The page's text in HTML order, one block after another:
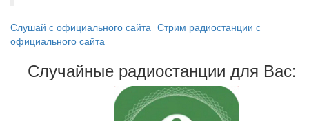
Слушай с официального сайта Стрим радиостанции с
официального сайта
Случайные радиостанции для Вас: